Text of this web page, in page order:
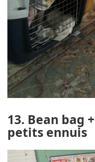
13. Bean bag
petits ennuis